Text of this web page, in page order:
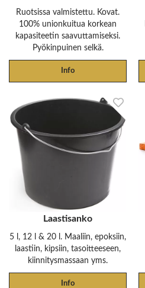
Ruotsissa valmistettu. Kovat.
100% unionkuitua korkean
kapasiteetin saavuttamiseksi.
Pyökinpuinen selkä.
Info
Laastisanko
5 l, 12 l & 20 l. Maaliin, epoksiin,
laastiin, kipsiin, tasoitteeseen,
kiinnitysmassaan yms.
Info